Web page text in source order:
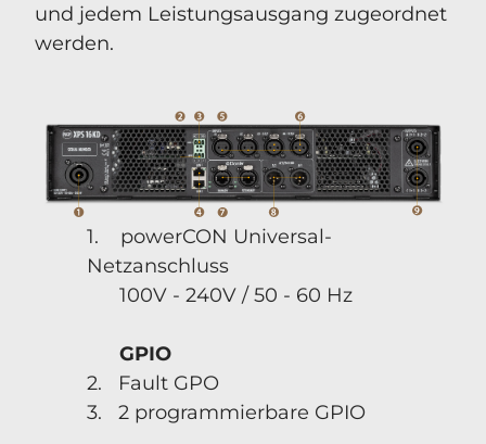
und jedem Leistungsausgang zugeordnet
werden.
1. powerCON Universal-
Netzanschluss
100V - 240V / 50 - 60 Hz
GPIO
2. Fault GPO
3. 2 programmierbare GPIO